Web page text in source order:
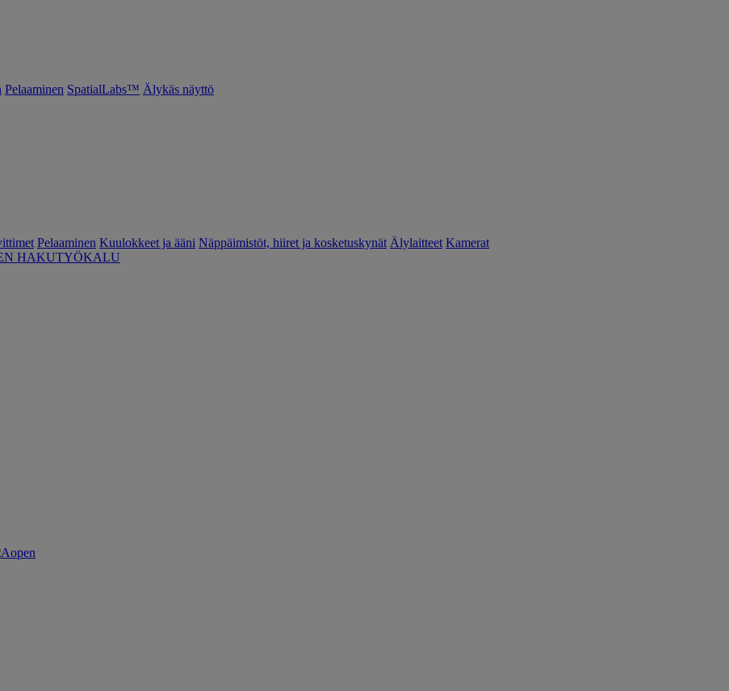
Pelaaminen SpatialLabs™ Älykäs näyttö
Pelaaminen Kuulokkeet ja ääni Näppäimistöt, hiiret ja kosketuskynät Älylaitteet Kamerat
HAKUTYÖKALU